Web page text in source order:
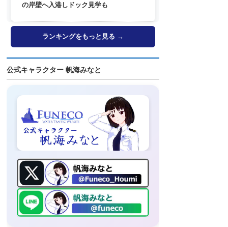
の岸壁へ入港しドック見学も
ランキングをもっと見る →
公式キャラクター 帆海みなと